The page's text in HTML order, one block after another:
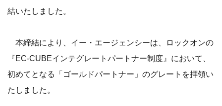
結いたしました。
本締結により、イー・エージェンシーは、ロックオンの
『EC-CUBEインテグレートパートナー制度』において、
初めてとなる「ゴールドパートナー」のグレートを拝領い
たしました。